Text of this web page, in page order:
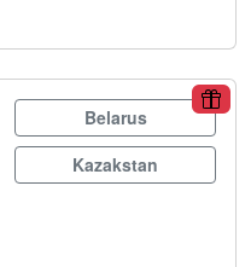
Belarus
Kazakstan